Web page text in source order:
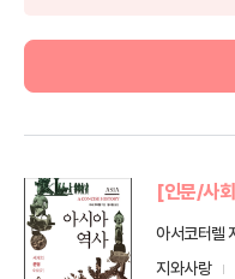
[인문/사
아서코터렐
지와사랑